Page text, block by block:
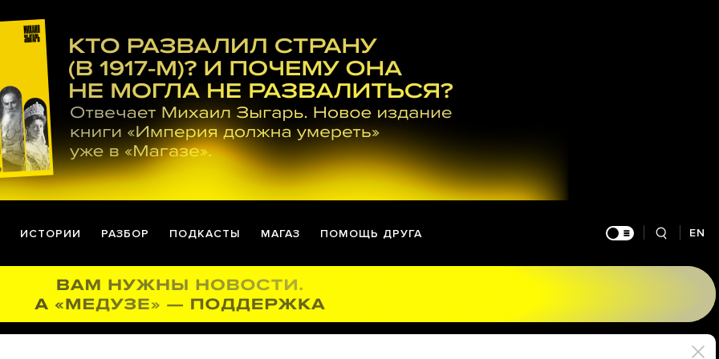
ИСТОРИИ РАЗБОР ПОДКАСТЫ МАГАЗ ПОМОЩЬ ДРУГА EN